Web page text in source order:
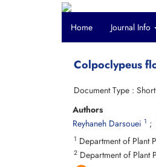
Home Journal Info
Colpoclypeus
Document Type :
Authors
Reyhaneh Darsouei 1
1 Department of Plant
2 Department of Plant